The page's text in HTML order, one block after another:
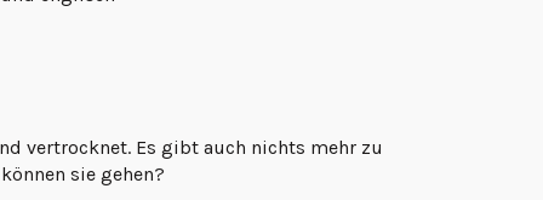
vertrocknet. Es gibt auch nichts mehr zu
sie gehen?